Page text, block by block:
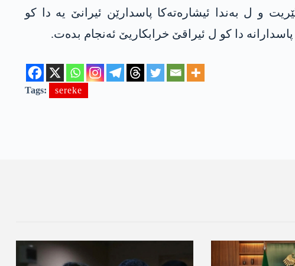
و ل بەندا ئیشارەتەکا پاسدارێن ئیرانێ یە دا کو
دا کو ل ئیراقێ خرابکاریێ ئەنجام بدەت.
Tags: sereke